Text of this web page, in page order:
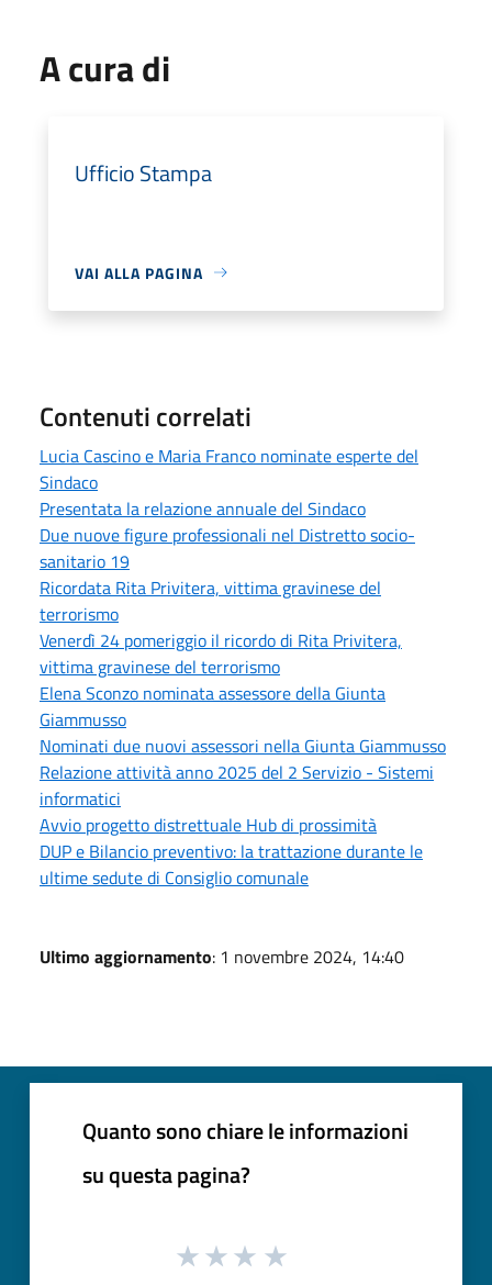
A cura di
Ufficio Stampa
VAI ALLA PAGINA
Contenuti correlati
Lucia Cascino e Maria Franco nominate esperte del
Sindaco
Presentata la relazione annuale del Sindaco
Due nuove figure professionali nel Distretto socio-
sanitario 19
Ricordata Rita Privitera, vittima gravinese del
terrorismo
Venerdì 24 pomeriggio il ricordo di Rita Privitera,
vittima gravinese del terrorismo
Elena Sconzo nominata assessore della Giunta
Giammusso
Nominati due nuovi assessori nella Giunta Giammusso
Relazione attività anno 2025 del 2 Servizio - Sistemi
informatici
Avvio progetto distrettuale Hub di prossimità
DUP e Bilancio preventivo: la trattazione durante le
ultime sedute di Consiglio comunale
Ultimo aggiornamento: 1 novembre 2024, 14:40
Quanto sono chiare le informazioni
su questa pagina?